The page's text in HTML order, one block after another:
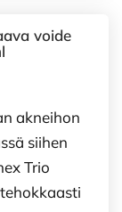
voide
akneihon
siihen
Trio